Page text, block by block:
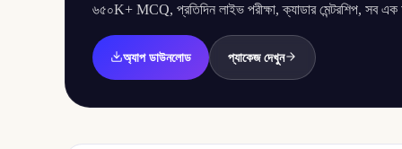
৬৫০K+ MCQ, প্রতিদিন লাইভ পরীক্ষা, ক্যাডার মেন্টরশিপ, সব এক
অ্যাপ ডাউনলোড প্যাকেজ দেখুন